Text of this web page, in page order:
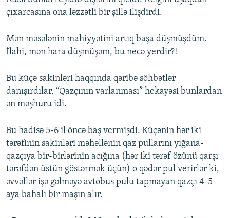
çıxarcasına ona ləzzətli bir şillə ilişdirdi.
Mən məsələnin mahiyyətini artıq başa düşmüşdüm.
İlahi, mən hara düşmüşəm, bu necə yerdir?!
Bu küçə sakinləri haqqında qəribə söhbətlər
danışırdılar. “Qazçının varlanması” hekayəsi bunlardan
ən məşhuru idi.
Bu hadisə 5-6 il öncə baş vermişdi. Küçənin hər iki
tərəfinin sakinləri məhəllənin qaz pullarını yığana-
qazçıya bir-birlərinin acığına (hər iki tərəf özünü qarşı
tərəfdən üstün göstərmək üçün) o qədər pul verirlər ki,
əvvəllər işə gəlməyə avtobus pulu tapmayan qazçı 4-5
aya bahalı bir maşın alır.